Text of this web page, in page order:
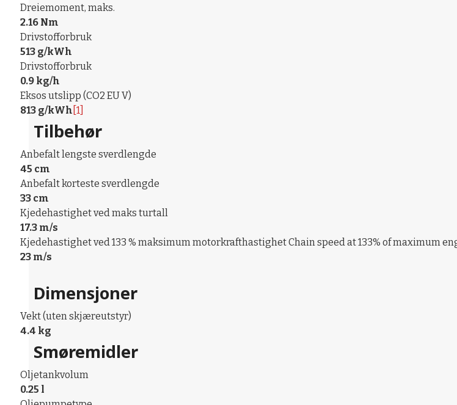
Dreiemoment, maks.
2.16 Nm
Drivstofforbruk
513 g/kWh
Drivstofforbruk
0.9 kg/h
Eksos utslipp (CO2 EU V)
813 g/kWh [1]
Tilbehør
Anbefalt lengste sverdlengde
45 cm
Anbefalt korteste sverdlengde
33 cm
Kjedehastighet ved maks turtall
17.3 m/s
Kjedehastighet ved 133 % maksimum motorkrafthastighet Chain speed at 133% of maximum
23 m/s
Dimensjoner
Vekt (uten skjæreutstyr)
4.4 kg
Smøremidler
Oljetankvolum
0.25 l